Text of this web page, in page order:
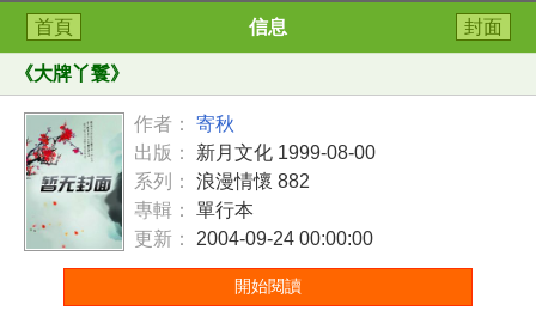
首頁 信息 封面
《大牌丫鬟》
作者：
寄秋
出版：
新月文化 1999-08-00
系列：
浪漫情懷 882
專輯：
單行本
更新：
2004-09-24 00:00:00
開始閱讀